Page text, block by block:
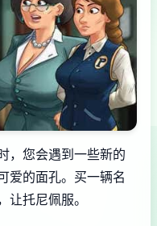
，您会遇到一些新的
爱的面孔。买一辆名
托尼佩服。